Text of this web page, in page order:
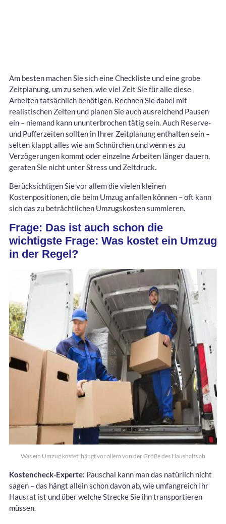
Am besten machen Sie sich eine Checkliste und eine grobe
Zeitplanung, um zu sehen, wie viel Zeit Sie für alle diese
Arbeiten tatsächlich benötigen. Rechnen Sie dabei mit
realistischen Zeiten und planen Sie auch ausreichend Pausen
ein – niemand kann ununterbrochen tätig sein. Auch Reserve-
und Pufferzeiten sollten in Ihrer Zeitplanung enthalten sein –
selten klappt alles wie am Schnürchen und wenn es zu
Verzögerungen kommt oder einzelne Arbeiten länger dauern,
geraten Sie nicht unter Stress und Zeitdruck.
Berücksichtigen Sie vor allem die vielen kleinen
Kostenpositionen, die beim Umzug anfallen können – oft kann
sich das zu beträchtlichen Umzugskosten summieren.
Frage: Das ist auch schon die
wichtigste Frage: Was kostet ein Umzug
in der Regel?
Was ein Umzug kostet, hängt vor allem von der Größe des Haushalts ab
Kostencheck-Experte: Pauschal kann man das natürlich nicht
sagen – das hängt allein schon davon ab, wie umfangreich Ihr
Hausrat ist und über welche Strecke Sie ihn transportieren
müssen.